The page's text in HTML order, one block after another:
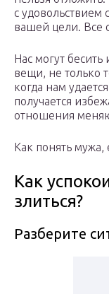
с удовольствием
вашей цели. Все
Нас могут
вещи, не только
когда нам
получается
отношения
Как понять мужа,
Как
злиться?
Разберите